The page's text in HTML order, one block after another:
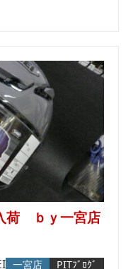
荷 ｂｙ一宮店
一宮店 PITﾌﾞﾛｸﾞ